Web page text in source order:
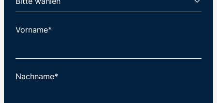
Vorname*
Nachname*